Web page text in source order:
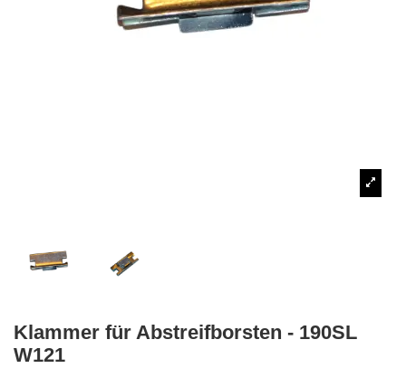
Klammer für Abstreifborsten - 190SL
W121